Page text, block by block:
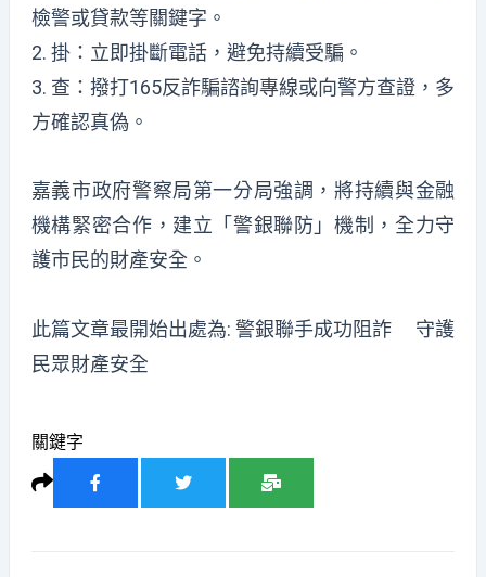
檢警或貸款等關鍵字。
2. 掛：立即掛斷電話，避免持續受騙。
3. 查：撥打165反詐騙諮詢專線或向警方查證，多
方確認真偽。
嘉義市政府警察局第一分局強調，將持續與金融
機構緊密合作，建立「警銀聯防」機制，全力守
護市民的財產安全。
此篇文章最開始出處為: 警銀聯手成功阻詐 守護
民眾財產安全
關鍵字